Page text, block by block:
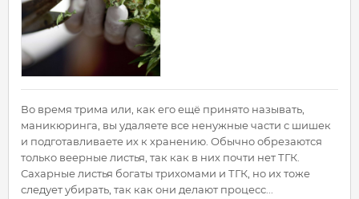
Во время трима или, как его ещё принято называть,
маникюринга, вы удаляете все ненужные части с шишек
и подготавливаете их к хранению. Обычно обрезаются
только веерные листья, так как в них почти нет ТГК.
Сахарные листья богаты трихомами и ТГК, но их тоже
следует убирать, так как они делают процесс...